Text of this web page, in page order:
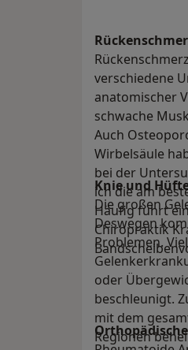
verschiedene
anatomischer
schwache
Auch
Wirbelsäule
bei der
ich die am
Häufig führt
Chiropraktik
Knie und
Die großen
Deswegen
Problemen.
oder
beschleunigt.
mit dem
Regionen